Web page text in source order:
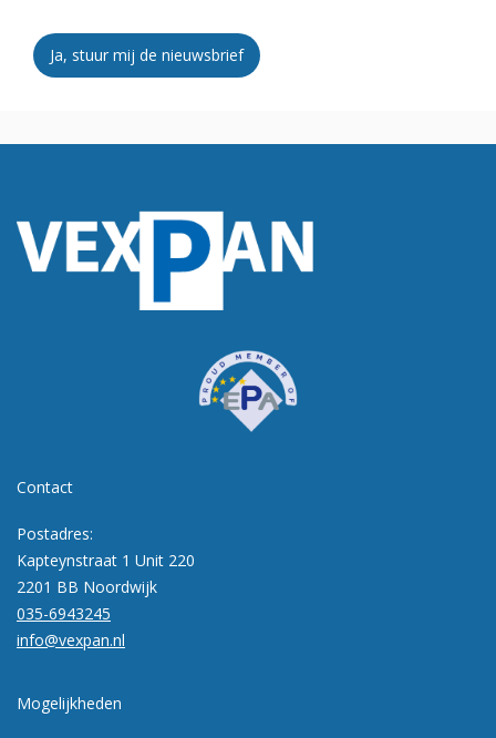
Ja, stuur mij de nieuwsbrief
Contact
Postadres:
Kapteynstraat 1 Unit 220
2201 BB Noordwijk
035-6943245
info@vexpan.nl
Mogelijkheden